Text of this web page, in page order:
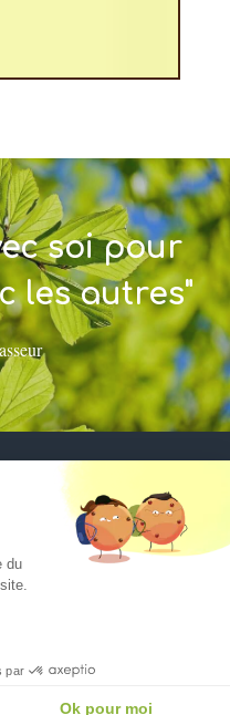
soi pour
les autres"
Cécile Levasseur
- Fraternité
du
par
Ok pour moi